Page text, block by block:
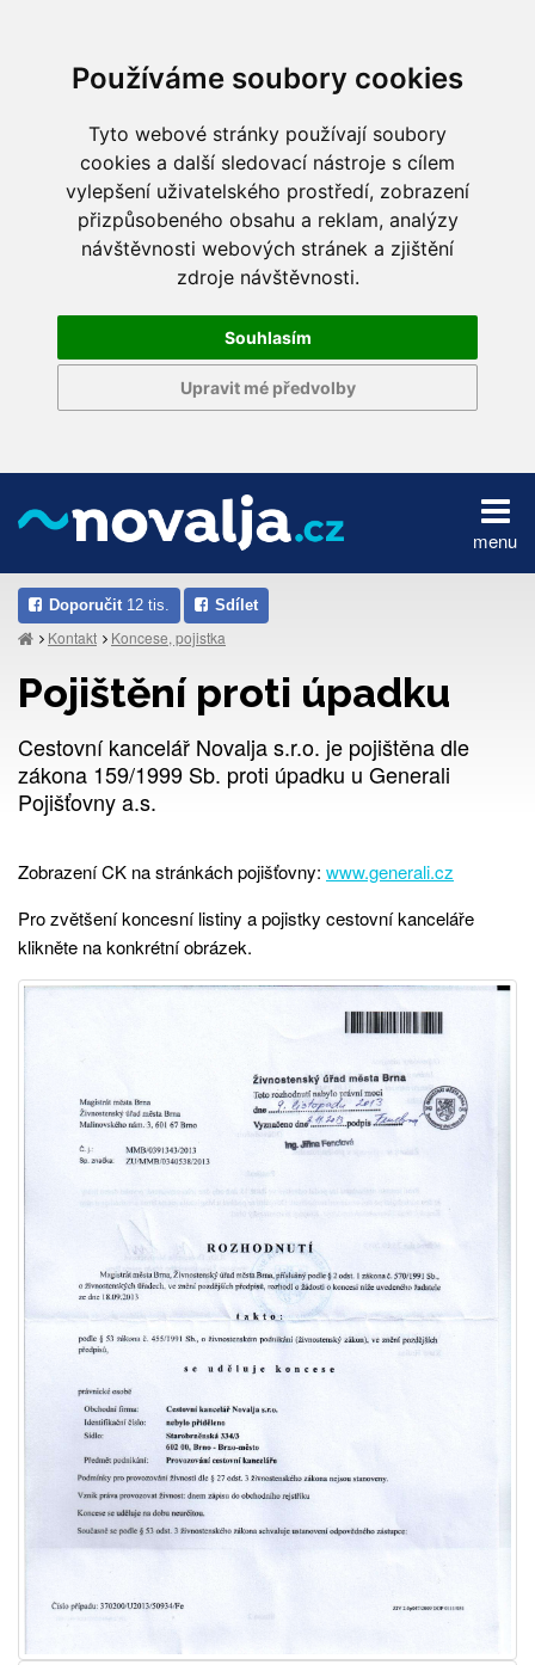
Používáme soubory cookies
Tyto webové stránky používají soubory
cookies a další sledovací nástroje s cílem
vylepšení uživatelského prostředí, zobrazení
přizpůsobeného obsahu a reklam, analýzy
návštěvnosti webových stránek a zjištění
zdroje návštěvnosti.
Souhlasím
Upravit mé předvolby
menu
Doporučit 12 tis. Sdílet
Kontakt Koncese, pojistka
Pojištění proti úpadku
Cestovní kancelář Novalja s.r.o. je pojištěna dle
zákona 159/1999 Sb. proti úpadku u Generali
Pojišťovny a.s.
Zobrazení CK na stránkách pojišťovny: www.generali.cz
Pro zvětšení koncesní listiny a pojistky cestovní kanceláře
klikněte na konkrétní obrázek.